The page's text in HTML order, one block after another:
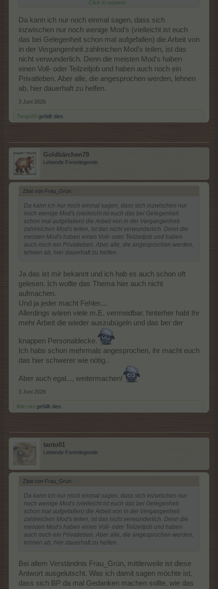
Click to expand...
Da kann ich nur noch einmal sagen, dass sich
inzwischen nur noch wenige Mod's (vielleicht ist euch
das bei Gelegenheit schon mal aufgefallen) die Arbeit von
in der Vergangenheit zahlreichen Mod's teilen, ist das
nicht verwunderlich. Denn die meisten Mod's haben
einen Voll- oder Teilzeitjob und haben auch noch ein
Privatleben. Aber alle, die angesprochen werden, lehnen
ab, hier dauerhaft zu helfen.
3 Juni 2026
Tango50 gefällt dies.
Goldbärchen79
Lebende Forenlegende
Zitat von Frau_Grün: ↑
Da kann ich nur noch einmal sagen, dass sich inzwischen nur
noch wenige Mod's (vielleicht ist euch das bei Gelegenheit
schon mal aufgefallen) die Arbeit von in der Vergangenheit
zahlreichen Mod's teilen, ist das nicht verwunderlich. Denn die
meisten Mod's haben einen Voll- oder Teilzeitjob und haben
auch noch ein Privatleben. Aber alle, die angesprochen werden,
lehnen ab, hier dauerhaft zu helfen.
Ja das ist mir bekannt und ich hab es auch schon oft
gelesen. Ich wollte das Thema hier auch nicht
aufmachen.
Und ja jeder macht Fehler....
Allerdings wären viele m.E. vermeidbar. hinterher habt Ihr
mehr Arbeit die wieder auszubügeln und das ber der
knappen Personaldecke.
Ich habs schon mehrmals angesprochen, ihr macht euch
das hier schwerer wie nötig..
Aber auch egal..., weitermachen!
3 Juni 2026
little-nici gefällt dies.
tanto01
Lebende Forenlegende
Zitat von Frau_Grün: ↑
Da kann ich nur noch einmal sagen, dass sich inzwischen nur
noch wenige Mod's (vielleicht ist euch das bei Gelegenheit
schon mal aufgefallen) die Arbeit von in der Vergangenheit
zahlreichen Mod's teilen, ist das nicht verwunderlich. Denn die
meisten Mod's haben einen Voll- oder Teilzeitjob und haben
auch noch ein Privatleben. Aber alle, die angesprochen werden,
lehnen ab, hier dauerhaft zu helfen.
Bei allem Verständnis Frau_Grün, mittlerweile ist diese
Antwort ausgelutscht. Was ich damit sagen möchte ist,
dass sich BP da mal Gedanken machen sollte, wie das